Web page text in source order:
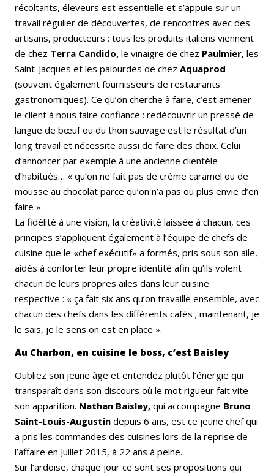
récoltants, éleveurs est essentielle et s’appuie sur un
travail régulier de découvertes, de rencontres avec des
artisans, producteurs : tous les produits italiens viennent
de chez Terra Candido, le vinaigre de chez Paulmier, les
Saint-Jacques et les palourdes de chez Aquaprod
(souvent également fournisseurs de restaurants
gastronomiques). Ce qu’on cherche à faire, c’est amener
le client à nous faire confiance : redécouvrir un pressé de
langue de bœuf ou du thon sauvage est le résultat d’un
long travail et nécessite aussi de faire des choix. Celui
d’annoncer par exemple à une ancienne clientèle
d’habitués… « qu’on ne fait pas de crème caramel ou de
mousse au chocolat parce qu’on n’a pas ou plus envie d’en
faire ».
La fidélité à une vision, la créativité laissée à chacun, ces
principes s’appliquent également à l’équipe de chefs de
cuisine que le «chef exécutif» a formés, pris sous son aile,
aidés à conforter leur propre identité afin qu’ils volent
chacun de leurs propres ailes dans leur cuisine
respective : « ça fait six ans qu’on travaille ensemble, avec
chacun des chefs dans les différents cafés ; maintenant, je
le sais, je le sens on est en place ».
Au Charbon, en cuisine le boss, c’est Baisley
Oubliez son jeune âge et entendez plutôt l’énergie qui
transparaît dans son discours où le mot rigueur fait vite
son apparition. Nathan Baisley, qui accompagne Bruno
Saint-Louis-Augustin depuis 6 ans, est ce jeune chef qui
a pris les commandes des cuisines lors de la reprise de
l’affaire en Juillet 2015, à 22 ans à peine.
Sur l’ardoise, chaque jour ce sont ses propositions qui